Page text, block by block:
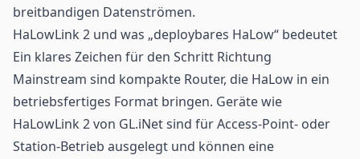
breitbandigen Datenströmen.
HaLowLink 2 und was „deploybares HaLow“ bedeutet
Ein klares Zeichen für den Schritt Richtung
Mainstream sind kompakte Router, die HaLow in ein
betriebsfertiges Format bringen. Geräte wie
HaLowLink 2 von GL.iNetsind für Access-Point- oder
Station-Betrieb ausgelegt und können eine